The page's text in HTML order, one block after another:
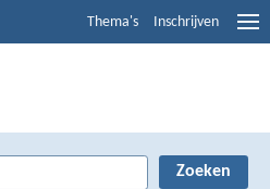
Thema's Inschrijven